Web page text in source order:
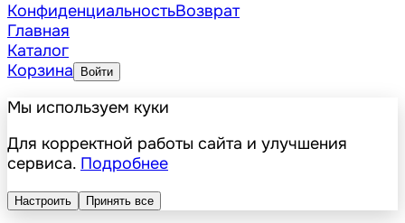
КонфиденциальностьВозврат
Главная
Каталог
Корзина
Войти
Мы используем куки
Для корректной работы сайта и улучшения
сервиса. Подробнее
Настроить Принять все